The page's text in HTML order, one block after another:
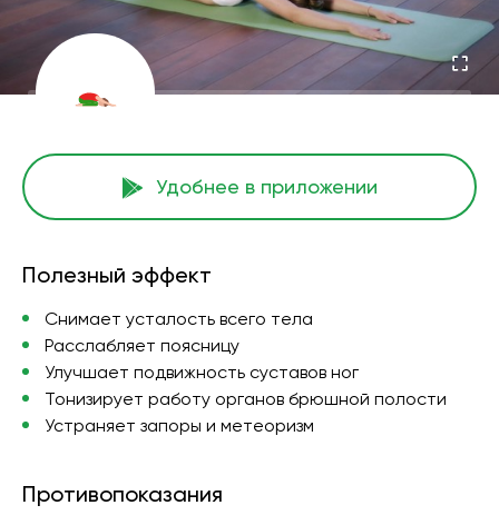
Удобнее в приложении
Полезный эффект
Снимает усталость всего тела
Расслабляет поясницу
Улучшает подвижность суставов ног
Тонизирует работу органов брюшной полости
Устраняет запоры и метеоризм
Противопоказания